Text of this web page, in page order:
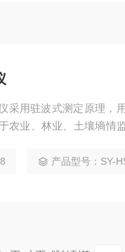
采用驻波式测定原理，
农业、林业、土壤墒情
产品型号：SY-